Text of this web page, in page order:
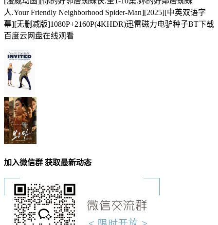
人.Your Friendly Neighborhood Spider-Man][2025][中英双语字
幕][无删减版]1080P+2160P(4KHDR)迅雷磁力电驴种子BT下载
百度云网盘在线观看
加入微信群 获取最新动态